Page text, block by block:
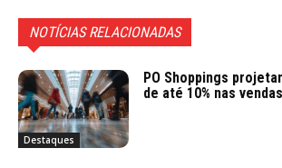
NOTÍCIAS RELACIONADAS
Destaques
PO Shoppings
de até 10% nas